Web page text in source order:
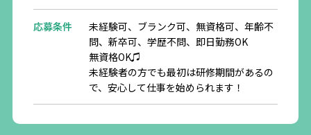
応募条件
未経験可、ブランク可、無資格可、年齢不
問、新卒可、学歴不問、即日勤務OK
無資格OK♫
未経験者の方でも最初は研修期間があるの
で、安心して仕事を始められます！
固定残業代（30時間分:40,900円〜62,200